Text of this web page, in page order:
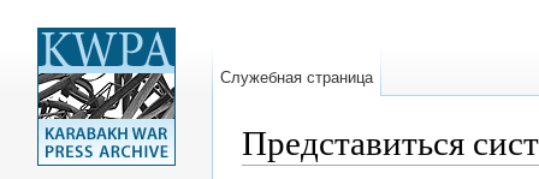
Представиться
Служебная страница